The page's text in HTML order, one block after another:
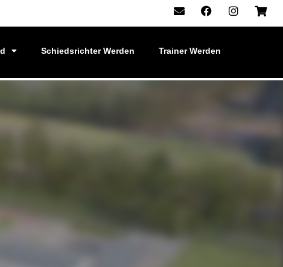
Schiedsrichter Werden Trainer Werden